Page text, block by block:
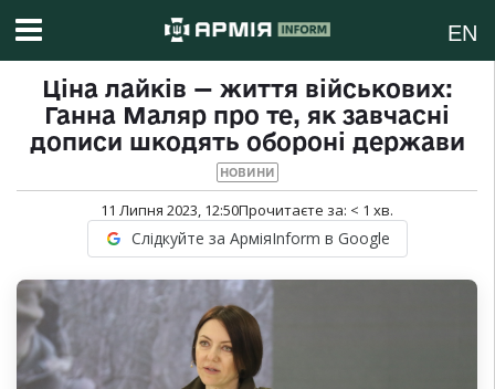
EN
Ціна лайків — життя військових:
Ганна Маляр про те, як завчасні
дописи шкодять обороні держави
НОВИНИ
11 Липня 2023, 12:50Прочитаєте за: < 1 хв.
Слідкуйте за АрміяInform в Google